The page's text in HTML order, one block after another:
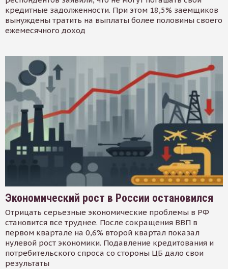
кредитные задолженности. При этом 18,5% заемщиков
вынуждены тратить на выплаты более половины своего
ежемесячного доход
Экономический рост в России остановился
Отрицать серьезные экономические проблемы в РФ
становится все труднее. После сокращения ВВП в
первом квартале на 0,6% второй квартал показал
нулевой рост экономики. Подавление кредитования и
потребительского спроса со стороны ЦБ дало свои
результаты